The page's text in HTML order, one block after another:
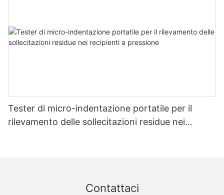
Tester di micro-indentazione portatile per il
rilevamento delle sollecitazioni residue nei
Contattaci